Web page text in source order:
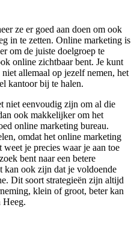
ze er goed aan doen om ook
in te zetten. Online marketing is
om de juiste doelgroep te
online zichtbaar bent. Je kunt
allemaal op jezelf nemen, het
kantoor bij te halen.
niet eenvoudig zijn om al die
ook makkelijker om het
online marketing bureau.
omdat het online marketing
je precies waar je aan toe
bent naar een betere
kan ook zijn dat je voldoende
Dit soort strategieën zijn altijd
klein of groot, beter kan
Heeg.